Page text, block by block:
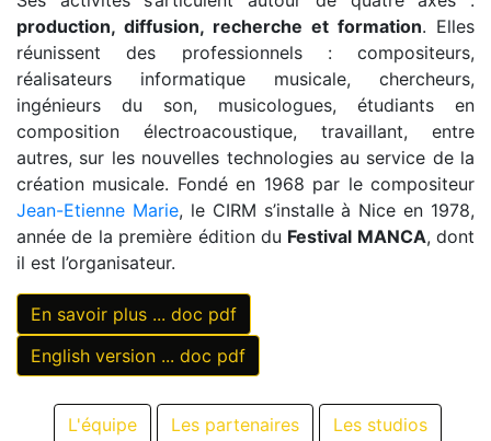
production, diffusion, recherche et formation. Elles
réunissent des professionnels : compositeurs,
réalisateurs informatique musicale, chercheurs,
ingénieurs du son, musicologues, étudiants en
composition électroacoustique, travaillant, entre
autres, sur les nouvelles technologies au service de la
création musicale. Fondé en 1968 par le compositeur
Jean-Etienne Marie, le CIRM s’installe à Nice en 1978,
année de la première édition du Festival MANCA, dont
il est l’organisateur.
En savoir plus ... doc pdf
English version ... doc pdf
L'équipe Les partenaires Les studios